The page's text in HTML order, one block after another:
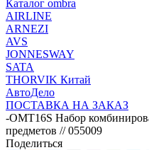
Каталог ombra
AIRLINE
ARNEZI
AVS
JONNESWAY
SATA
THORVIK Китай
АвтоДело
ПОСТАВКА НА ЗАКАЗ
-OMT16S Набор
предметов // 055009
Поделиться